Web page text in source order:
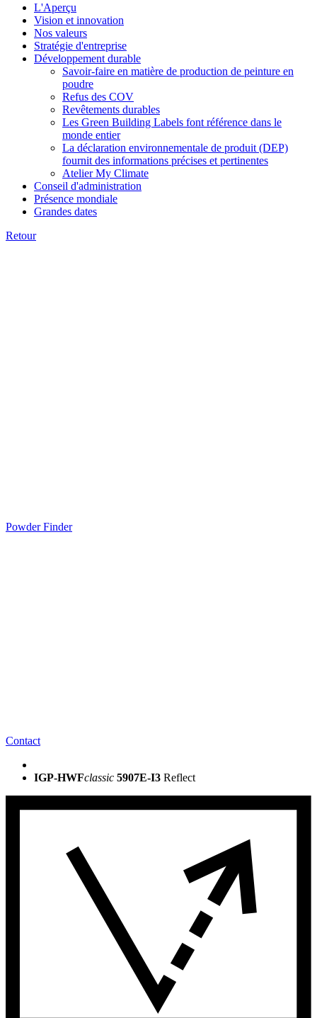
L'Aperçu
Vision et innovation
Nos valeurs
Stratégie d'entreprise
Développement durable
Savoir-faire en matière de production de peinture en
poudre
Refus des COV
Revêtements durables
Les Green Building Labels font référence dans le
monde entier
La déclaration environnementale de produit (DEP)
fournit des informations précises et pertinentes
Atelier My Climate
Conseil d'administration
Présence mondiale
Grandes dates
Retour
Powder Finder
Contact
IGP-HWFclassic 5907E-I3 Reflect